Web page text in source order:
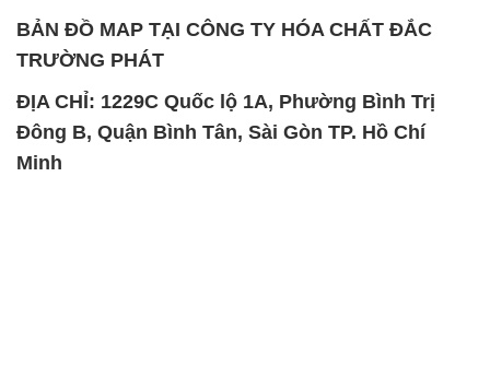
BẢN ĐỒ MAP TẠI CÔNG TY HÓA CHẤT ĐẮC
TRƯỜNG PHÁT
ĐỊA CHỈ: 1229C Quốc lộ 1A, Phường Bình Trị
Đông B, Quận Bình Tân, Sài Gòn TP. Hồ Chí
Minh